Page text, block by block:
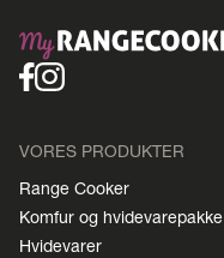
VORES PRODUKTER
Range Cooker
Komfur og hvidevarepakke
Hvidevarer